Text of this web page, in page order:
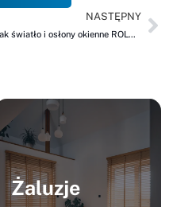
NASTĘPNY
Jak światło i osłony okienne ROLBEST wpływają na zdrowy sen? Nowoczesne żaluzje drewniane, shuttersy i żaluzje fasadowe w praktyce
Żaluzje